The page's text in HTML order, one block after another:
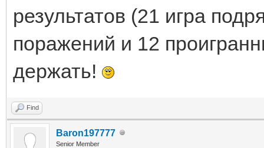
результатов (21 игра
поражений и 12
держать!
Find
Baron197777
Senior Member